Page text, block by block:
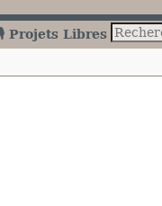
Projets Libres